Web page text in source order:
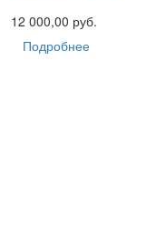
12 000,00 руб.
Подробнее